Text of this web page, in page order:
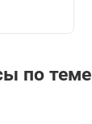
по теме